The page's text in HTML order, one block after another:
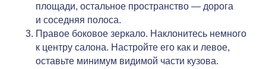
площади, остальное пространство — дорога
и соседняя полоса.
Правое боковое зеркало. Наклонитесь немного
к центру салона. Настройте его как и левое,
оставьте минимум видимой части кузова.